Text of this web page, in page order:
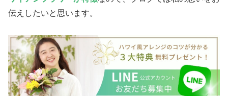
伝えしたいと思います。